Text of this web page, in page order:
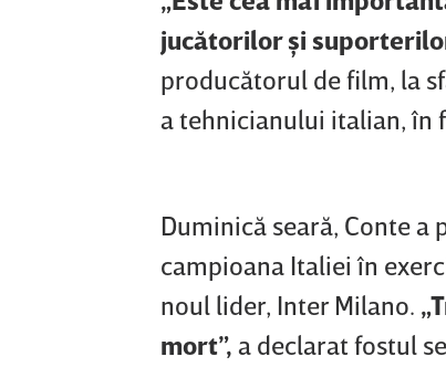
jucătorilor şi
producătorul de film, la
a tehnicianului italian, în
Duminică seară, Conte
campioana Italiei în
noul lider, Inter Milano.
mort”, a declarat fostul